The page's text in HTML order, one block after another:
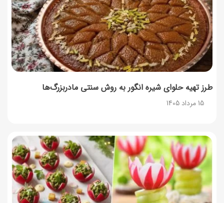
طرز تهیه حلوای شیره انگور به روش سنتی مادربزرگ‌ها
15 مرداد 1405